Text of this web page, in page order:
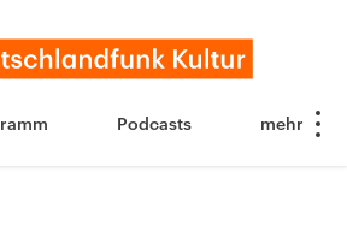
Podcasts